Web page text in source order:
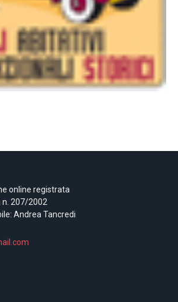
online registrata
n. 207/2002
Andrea Tancredi